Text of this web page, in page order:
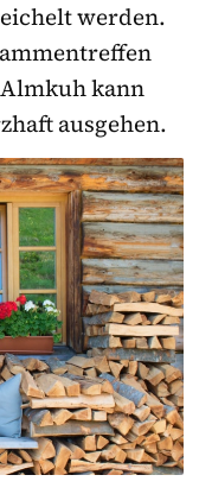
werden.
kann
ausgehen.